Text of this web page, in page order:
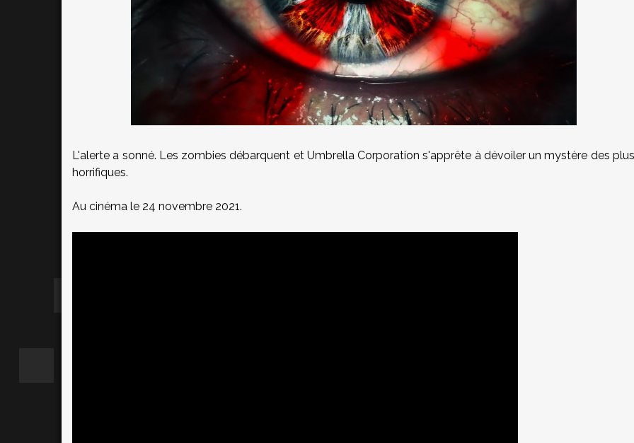
L'alerte a sonné. Les zombies débarquent et Umbrella Corporation s'apprête à dévoiler un mystère des plus
horrifiques.
Au cinéma le 24 novembre 2021.